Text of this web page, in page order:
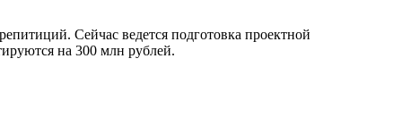
Сейчас ведется подготовка проектной
на 300 млн рублей.